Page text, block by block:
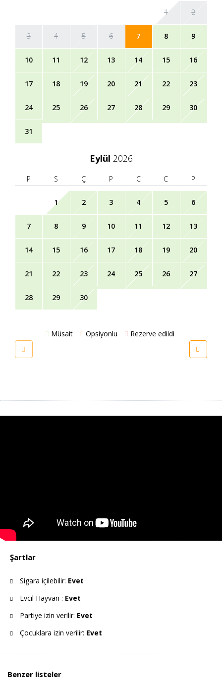
1 2
3 4 5 6 7 8 9
10 11 12 13 14 15 16
17 18 19 20 21 22 23
24 25 26 27 28 29 30
31
Eylül 2026
P S Ç P C C P
1 2 3 4 5 6
7 8 9 10 11 12 13
14 15 16 17 18 19 20
21 22 23 24 25 26 27
28 29 30
Müsait Opsiyonlu Rezerve edildi
Şartlar
Sigara içilebilir: Evet
Evcil Hayvan : Evet
Partiye izin verilir: Evet
Çocuklara izin verilir: Evet
Benzer listeler
€2,250.00